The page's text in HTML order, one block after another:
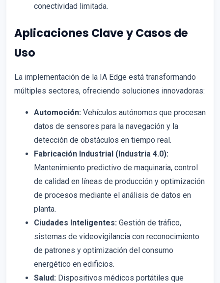
conectividad limitada.
Aplicaciones Clave y Casos de
Uso
La implementación de la IA Edge está transformando
múltiples sectores, ofreciendo soluciones innovadoras:
Automoción: Vehículos autónomos que procesan
datos de sensores para la navegación y la
detección de obstáculos en tiempo real.
Fabricación Industrial (Industria 4.0):
Mantenimiento predictivo de maquinaria, control
de calidad en líneas de producción y optimización
de procesos mediante el análisis de datos en
planta.
Ciudades Inteligentes: Gestión de tráfico,
sistemas de videovigilancia con reconocimiento
de patrones y optimización del consumo
energético en edificios.
Salud: Dispositivos médicos portátiles que